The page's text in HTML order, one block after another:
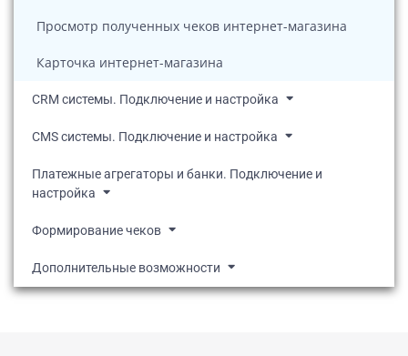
Просмотр полученных чеков интернет-магазина
Карточка интернет-магазина
CRM системы. Подключение и настройка
CMS системы. Подключение и настройка
Платежные агрегаторы и банки. Подключение и
настройка
Формирование чеков
Дополнительные возможности